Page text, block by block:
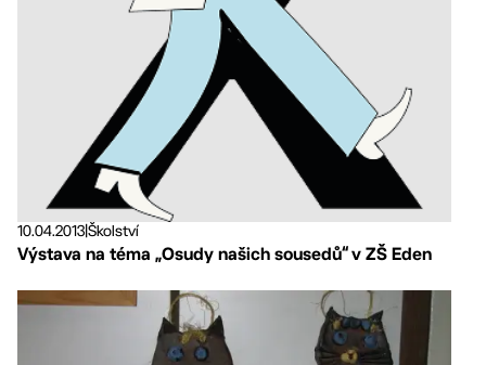
10.04.2013|Školství
Výstava na téma „Osudy našich sousedů“ v ZŠ Eden